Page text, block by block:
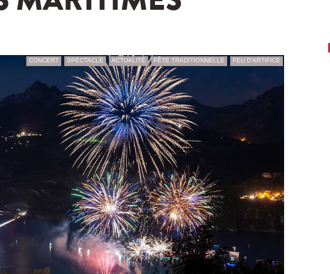
CONCERT SPECTACLE ACTUALITÉ FÊTE TRADITIONNELLE FEU D'ARTIFICE